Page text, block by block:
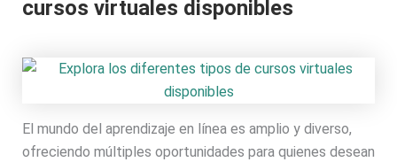
cursos virtuales disponibles
El mundo del aprendizaje en línea es amplio y diverso,
ofreciendo múltiples oportunidades para quienes desean